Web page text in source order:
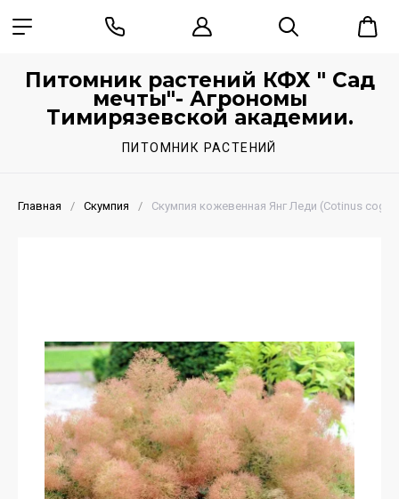
Питомник растений КФХ " Сад
мечты"- Агрономы
Тимирязевской академии.
ПИТОМНИК РАСТЕНИЙ
Главная / Скумпия / Скумпия кожевенная Янг Леди (Cotinus